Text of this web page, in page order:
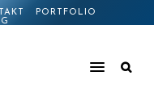
PORTFOLIO